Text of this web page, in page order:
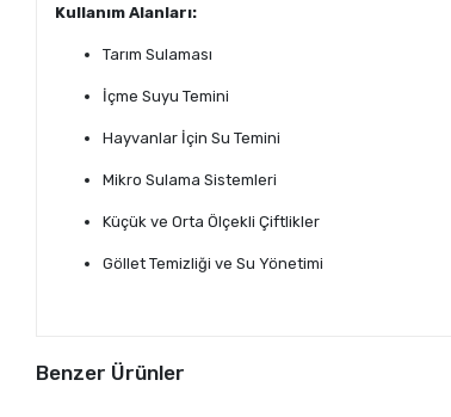
Kullanım Alanları:
Tarım Sulaması
İçme Suyu Temini
Hayvanlar İçin Su Temini
Mikro Sulama Sistemleri
Küçük ve Orta Ölçekli Çiftlikler
Göllet Temizliği ve Su Yönetimi
Benzer Ürünler